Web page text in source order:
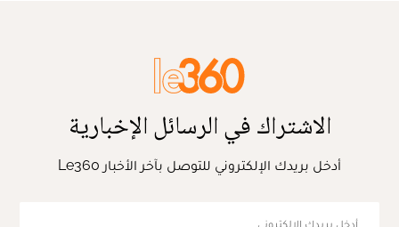
الاشتراك في الرسائل الإخبارية
أدخل بريدك الإلكتروني للتوصل بآخر الأخبار Le360